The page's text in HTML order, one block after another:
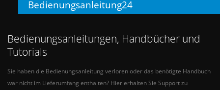
Bedienungsanleitung24
Bedienungsanleitungen, Handbücher und
Tutorials
Sie haben die Bedienungsanleitung verloren oder das benötigte Handbuch
war nicht im Lieferumfang enthalten? Hier erhalten Sie Support zu